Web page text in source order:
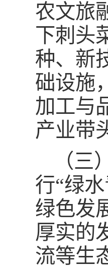
农文旅
下刺头
种、新
础设施
加工与
产业带
（
行“绿
绿色发
厚实的
流等生